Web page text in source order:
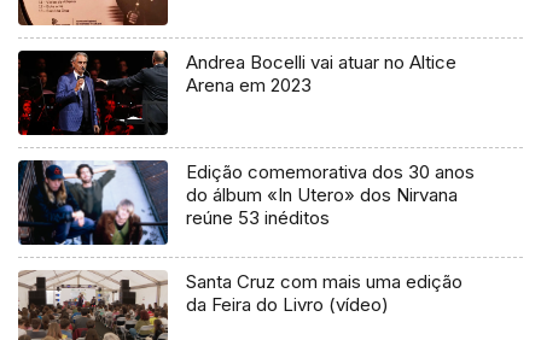
Andrea Bocelli vai atuar no Altice
Arena em 2023
Edição comemorativa dos 30 anos
do álbum «In Utero» dos Nirvana
reúne 53 inéditos
Santa Cruz com mais uma edição
da Feira do Livro (vídeo)